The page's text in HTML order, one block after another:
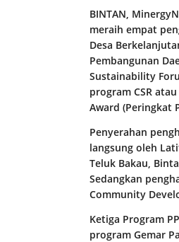
BINTAN,
meraih empat
Desa
Pembangunan
Sustainability
program CSR
Award (Peringkat
Penyerahan
langsung oleh
Teluk Bakau,
Sedangkan
Community
Ketiga Program
program Gemar